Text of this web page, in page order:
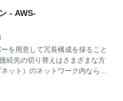
なり、システム全体の障害につ
にならないように、冗長化が
の説明 NATサーバー/プロキシ
ータセンターに複数のNATサー
障害点とならないようにする。
- AWS-
を用意して冗長構成を採ること
続先の切り替えはさまざまな方
ット）のネットワーク内なら仮